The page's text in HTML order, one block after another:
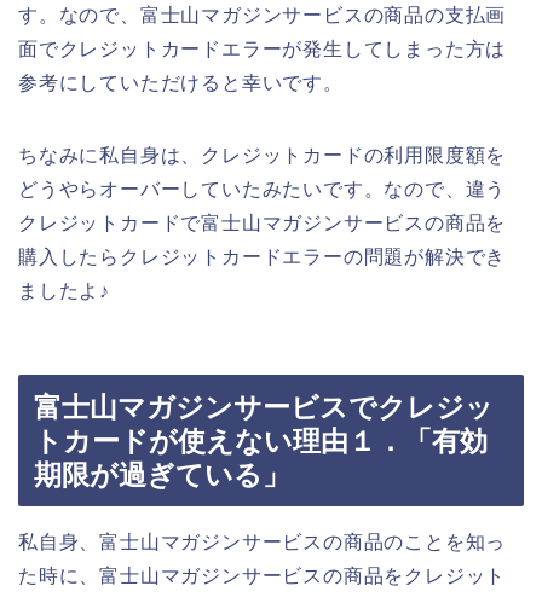
す。なので、富士山マガジンサービスの商品の支払画
面でクレジットカードエラーが発生してしまった方は
参考にしていただけると幸いです。
ちなみに私自身は、クレジットカードの利用限度額を
どうやらオーバーしていたみたいです。なので、違う
クレジットカードで富士山マガジンサービスの商品を
購入したらクレジットカードエラーの問題が解決でき
ましたよ♪
富士山マガジンサービスでクレジッ
トカードが使えない理由１．「有効
期限が過ぎている」
私自身、富士山マガジンサービスの商品のことを知っ
た時に、富士山マガジンサービスの商品をクレジット